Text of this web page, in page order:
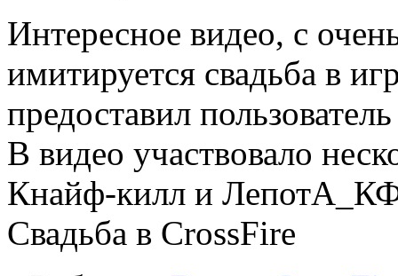
Интересное видео, с
имитируется свадьба в
предоставил
В видео участвовало
Кнайф-килл и
Свадьба в CrossFire